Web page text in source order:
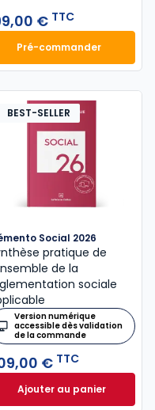
215,00 € TTC
€ TTC
Pré-commander
Mémento
Édition limitée à 22,00 € TTC
BEST-SELLER
Social 2026
pratique de
de la
sociale
Version numérique
accessible dès validation
de la commande
€ TTC
Ajouter au panier
Mémento Social